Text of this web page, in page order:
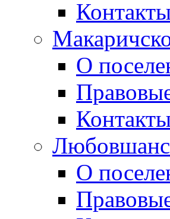
О
О